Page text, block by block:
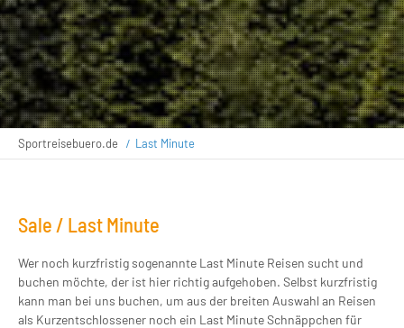
Sportreisebuero.de Last Minute
Sale / Last Minute
Wer noch kurzfristig sogenannte Last Minute Reisen sucht und
buchen möchte, der ist hier richtig aufgehoben. Selbst kurzfristig
kann man bei uns buchen, um aus der breiten Auswahl an Reisen
als Kurzentschlossener noch ein Last Minute Schnäppchen für